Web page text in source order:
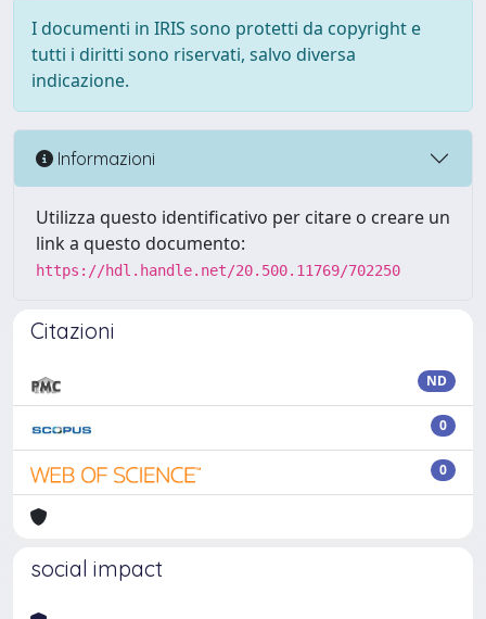
I documenti in IRIS sono protetti da copyright e
tutti i diritti sono riservati, salvo diversa
indicazione.
Informazioni
Utilizza questo identificativo per citare o creare un
link a questo documento:
https://hdl.handle.net/20.500.11769/702250
Citazioni
ND
0
0
social impact